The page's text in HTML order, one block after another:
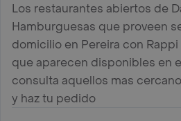
Los restaurantes abiertos de
Hamburguesas que proveen
domicilio en Pereira con
que aparecen disponibles en
consulta aquellos mas
y haz tu pedido